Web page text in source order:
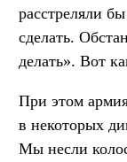
расстреляли
сделать.
делать». Вот
При этом
в некоторых
Мы несли